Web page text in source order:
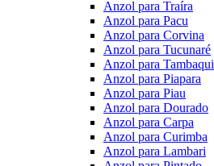
Anzol para Traíra
Anzol para Pacu
Anzol para Corvina
Anzol para Tucunaré
Anzol para Tambaqui
Anzol para Piapara
Anzol para Piau
Anzol para Dourado
Anzol para Carpa
Anzol para Curimba
Anzol para Lambari